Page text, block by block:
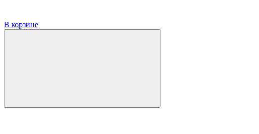
В корзине